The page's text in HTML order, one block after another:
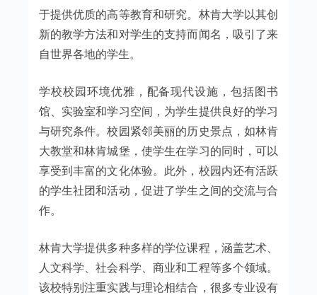
于提供优质的高等教育和研究。林肯大学以其创
新的教学方法和对学生的支持而闻名，吸引了来
自世界各地的学生。
学校校园环境优雅，配备现代设施，包括图书
馆、实验室和学习空间，为学生提供良好的学习
与研究条件。校园紧邻美丽的历史景点，如林肯
大教堂和林肯城堡，使学生在学习的同时，可以
享受到丰富的文化体验。此外，校园内还有活跃
的学生社团和活动，促进了学生之间的交流与合
作。
林肯大学提供多种多样的学位课程，涵盖艺术、
人文科学、社会科学、商业和工程等多个领域。
该校特别注重实践与理论相结合，很多专业设有